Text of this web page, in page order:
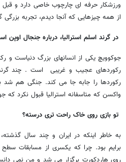
ورزشکار حرفه ای چارچوب خاصی دارد و
از همه چیزهایی که آنجا دیدم، تجربه بزرگی
در گرند اسلم استرالیا، درباره جنجال
جوکوویچ یکی از انسانهای بزرگ دنیاست و
رکوردهای عجیب و غریبی است . چند
رکوردها را جابه جا می کند. جنگی هم
واکسن که متاسفانه استرالیا قبول نکرد که
تو بازی روی خاک راحت تری درسته؟
به خاطر اینکه در ایران و چند سال
برایم بود. چرا که یکسری از مسابقات سطح